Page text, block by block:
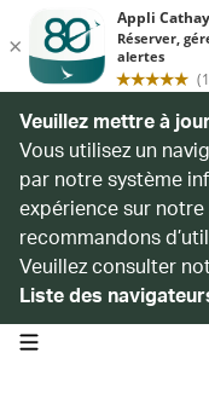
Veuillez mettre à
Vous utilisez un
par notre système
expérience sur
recommandons
Veuillez consulter
Liste des
open navigation menu